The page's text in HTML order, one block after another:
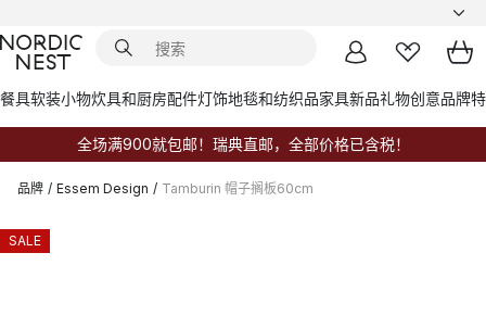
餐具软装小物炊具和厨房配件灯饰地毯和纺织品家具新品礼物创意品牌
全场满900就包邮！瑞典直邮，全部价格已含税！
品牌 / Essem Design / Tamburin 帽子搁板60cm
SALE